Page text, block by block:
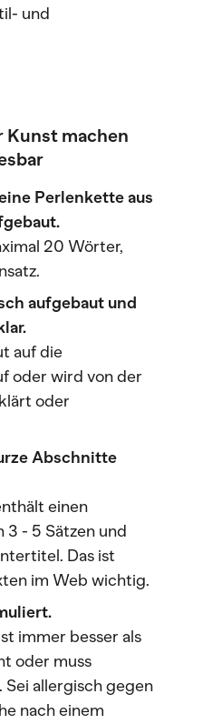
und
Kunst machen
Perlenkette aus
20 Wörter,
aufgebaut und
auf die
oder wird von der
oder
Abschnitte
einen
3 - 5 Sätzen und
Das ist
im Web wichtig.
immer besser als
oder muss
Sei allergisch gegen
nach einem